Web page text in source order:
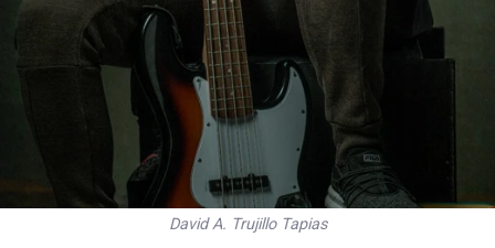
David A. Trujillo Tapias